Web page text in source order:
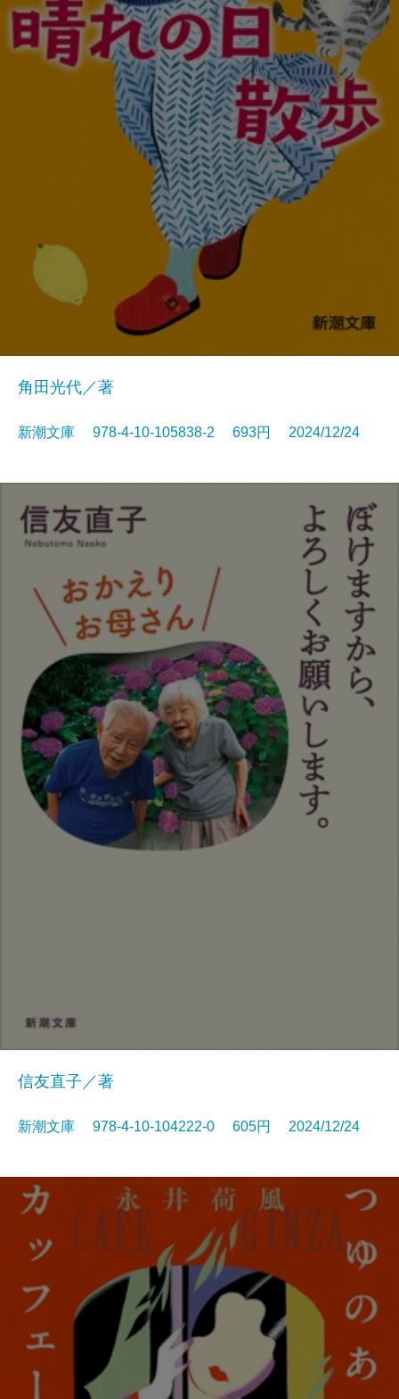
角田光代／著
新潮文庫 978-4-10-105838-2 693円 2024/12/24
信友直子／著
新潮文庫 978-4-10-104222-0 605円 2024/12/24